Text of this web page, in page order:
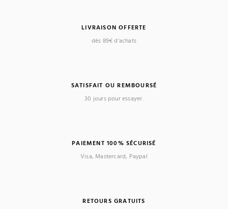
LIVRAISON OFFERTE
dès 89€ d’achats
SATISFAIT OU REMBOURSÉ
30 jours pour essayer.
PAIEMENT 100% SÉCURISÉ
Visa, Mastercard, Paypal
RETOURS GRATUITS